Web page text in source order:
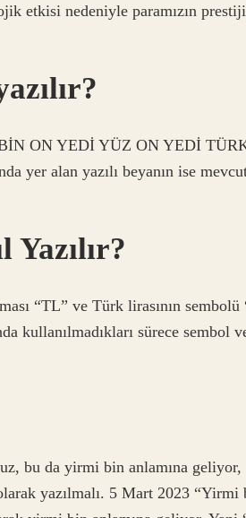
etkisi nedeniyle paramızın
ON YEDİ YÜZ ON YEDİ
yer alan yazılı beyanın ise
Yazılır?
“TL” ve Türk lirasının
kullanılmadıkları sürece sembol
bu da yirmi bin anlamına geliyor,
yazılmalı. 5 Mart 2023 “Yirmi